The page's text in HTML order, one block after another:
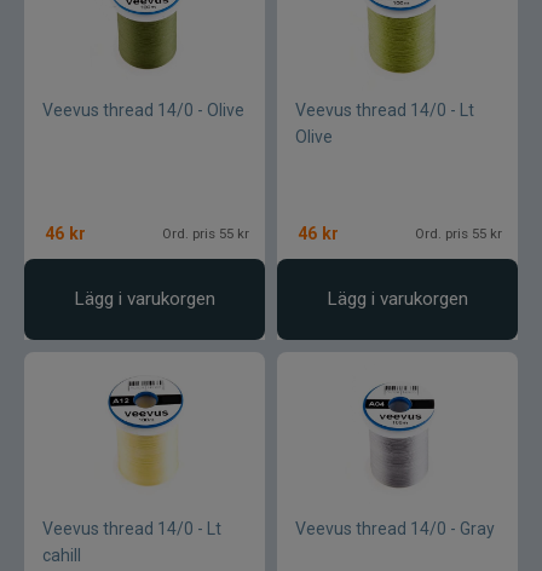
FKP-GEAR
Lamson - Waterworks
Fibe
Fly Dressing
Veevus thread 14/0 - Olive
46 kr Ord. pris 55 kr
Lägg i varukorgen
Veevus thread 14/0 - Lt
Olive
46 kr Ord. pris 55 kr
Lägg i varukorgen
Veevus thread 14/0 - Lt
cahill
Veevus thread 14/0 - Gray